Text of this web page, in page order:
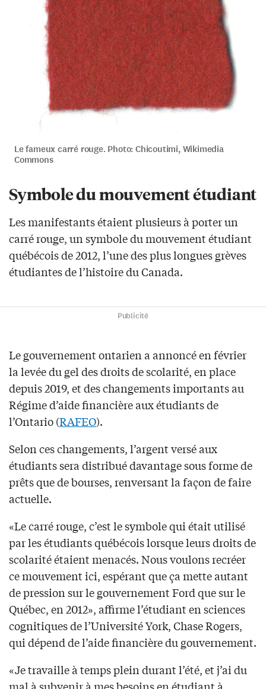
Le fameux carré rouge. Photo: Chicoutimi, Wikimedia
Commons
Symbole du mouvement étudiant
Les manifestants étaient plusieurs à porter un
carré rouge, un symbole du mouvement étudiant
québécois de 2012, l’une des plus longues grèves
étudiantes de l’histoire du Canada.
Publicité
Le gouvernement ontarien a annoncé en février
la levée du gel des droits de scolarité, en place
depuis 2019, et des changements importants au
Régime d’aide financière aux étudiants de
l’Ontario (RAFEO).
Selon ces changements, l’argent versé aux
étudiants sera distribué davantage sous forme de
prêts que de bourses, renversant la façon de faire
actuelle.
«Le carré rouge, c’est le symbole qui était utilisé
par les étudiants québécois lorsque leurs droits de
scolarité étaient menacés. Nous voulons recréer
ce mouvement ici, espérant que ça mette autant
de pression sur le gouvernement Ford que sur le
Québec, en 2012», affirme l’étudiant en sciences
cognitiques de l’Université York, Chase Rogers,
qui dépend de l’aide financière du gouvernement.
«Je travaille à temps plein durant l’été, et j’ai du
mal à subvenir à mes besoins en étudiant à